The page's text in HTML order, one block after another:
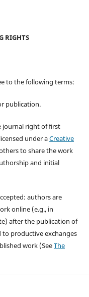
RIGHTS
to the following terms:
publication.
journal right of first
under aCreative
to share the work
and initial
authors are
online (e.g., in
after the publication of
to productive exchanges
work (SeeThe